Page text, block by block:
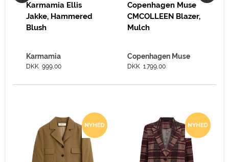
Karmamia Ellis
Jakke, Hammered
Blush
Karmamia
DKK 999,00
Copenhagen Muse
CMCOLLEEN Blazer,
Mulch
Copenhagen Muse
DKK 1.799,00